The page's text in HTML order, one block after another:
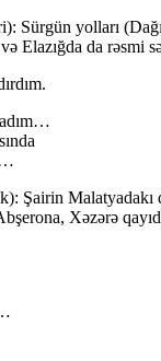
yolları
da rəsmi
Şairin Malatyadakı
Xəzərə